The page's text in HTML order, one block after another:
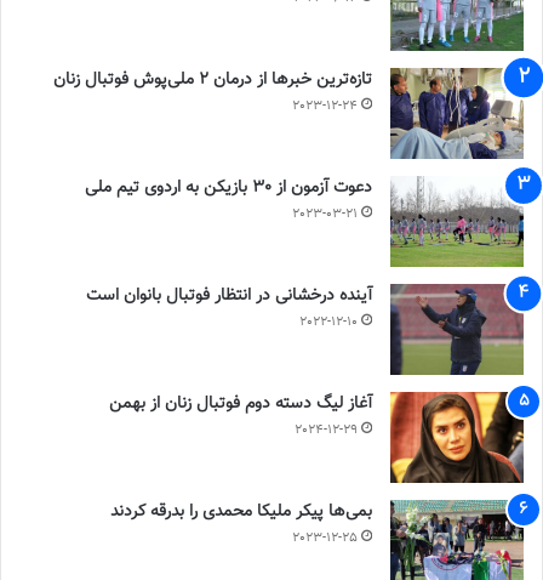
تازه‌ترین خبرها از درمان ۲ ملی‌پوش فوتبال زنان
2023-12-24
دعوت آزمون از 30 بازیکن به اردوی تیم ملی
2023-03-21
آینده درخشانی در انتظار فوتبال بانوان است
2022-12-10
آغاز لیگ دسته دوم فوتبال زنان از بهمن
2024-12-29
بمی‌ها پیکر ملیکا محمدی را بدرقه کردند
2023-12-25